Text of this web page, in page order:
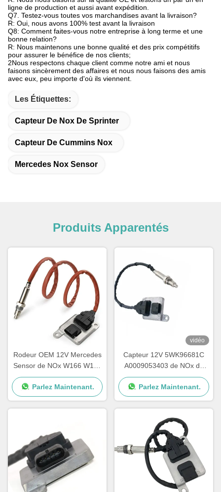
ligne de production et aussi avant expédition.
Q7. Testez-vous toutes vos marchandises avant la livraison?
R: Oui, nous avons 100% test avant la livraison
Q8: Comment faites-vous notre entreprise à long terme et une
bonne relation?
R: Nous maintenons une bonne qualité et des prix compétitifs
pour assurer le bénéfice de nos clients;
2Nous respectons chaque client comme notre ami et nous
faisons sincèrement des affaires et nous nous faisons des amis
avec eux, peu importe d'où ils viennent.
Les Étiquettes:
Capteur De Nox De Sprinter
Capteur De Cummins Nox
Mercedes Nox Sensor
Produits Apparentés
Rodeur OEM 12V Mercedes
Sensor de NOx W166 W172
W205 W221 W212 C300
ML350
Parlez Maintenant.
vidéo
Capteur 12V 5WK96681C
A0009053403 de NOx de
voiture de Mercedes E400
E350
Parlez Maintenant.